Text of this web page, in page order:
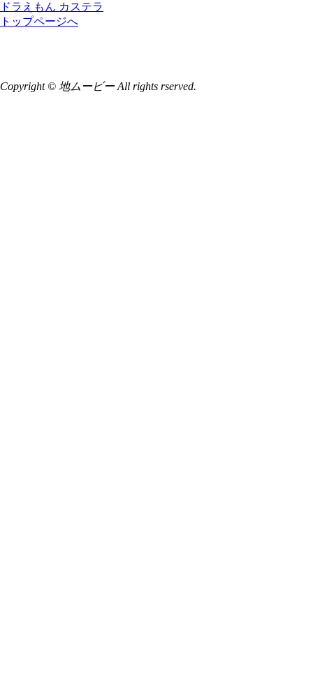
ドラえもん カステラ
トップページへ
Copyright © 地ムービー All rights rserved.